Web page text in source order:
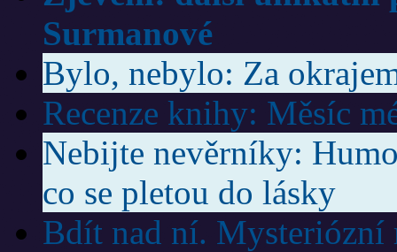
Surmanové
Bylo, nebylo: Za
Recenze knihy: Měsíc
Nebijte nevěrníky:
co se pletou do lásky
Bdít nad ní. Mysteriózní